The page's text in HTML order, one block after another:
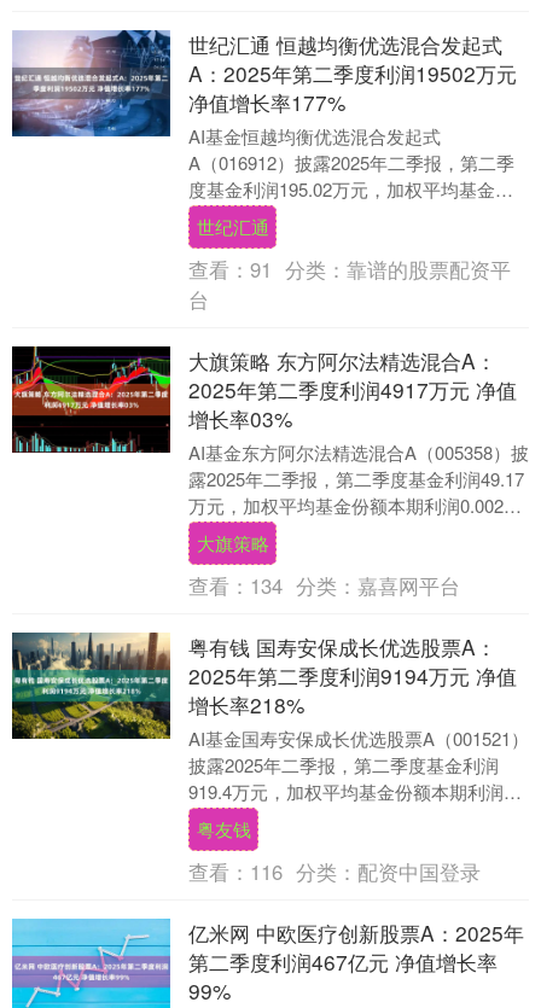
世纪汇通 恒越均衡优选混合发起式
A：2025年第二季度利润19502万元
净值增长率177%
AI基金恒越均衡优选混合发起式
A（016912）披露2025年二季报，第二季
度基金利润195.02万元，加权平均基金份
额本期利润0.1687元。报告期内，基金
净....
世纪汇通
查看： 91 分类： 靠谱的股票配资平
台
大旗策略 东方阿尔法精选混合A：
2025年第二季度利润4917万元 净值
增长率03%
AI基金东方阿尔法精选混合A（005358）披
露2025年二季报，第二季度基金利润49.17
万元，加权平均基金份额本期利润0.0024
元。报告期内，基金净值增长....
大旗策略
查看： 134 分类： 嘉喜网平台
粤有钱 国寿安保成长优选股票A：
2025年第二季度利润9194万元 净值
增长率218%
AI基金国寿安保成长优选股票A（001521）
披露2025年二季报，第二季度基金利润
919.4万元，加权平均基金份额本期利润
0.0245元。报告期内，基金净值增....
粤友钱
查看： 116 分类： 配资中国登录
亿米网 中欧医疗创新股票A：2025年
第二季度利润467亿元 净值增长率
99%